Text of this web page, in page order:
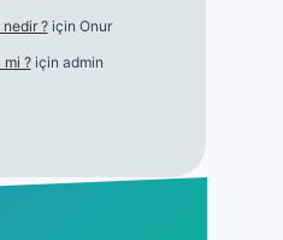
?için Onur
mi ?için admin